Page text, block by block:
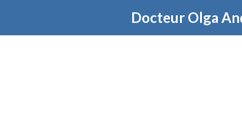
Docteur Olga